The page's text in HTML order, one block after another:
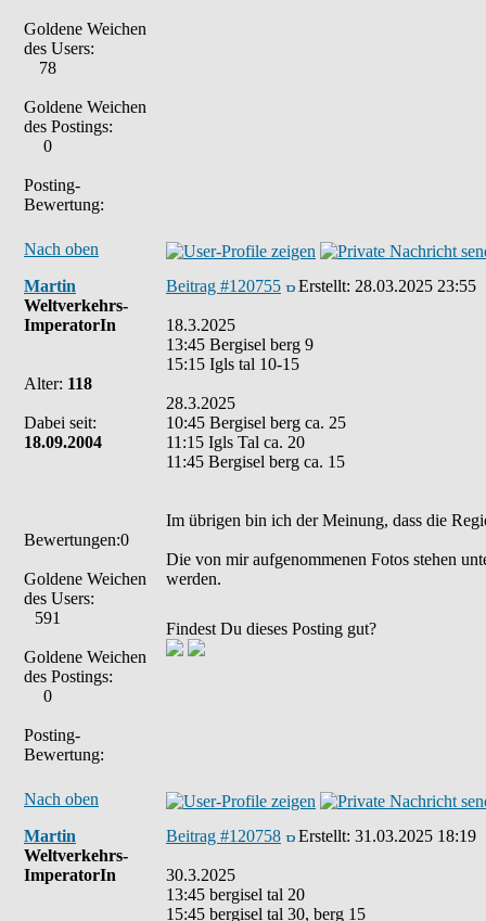
Goldene Weichen
des Users:
78
Goldene Weichen
des Postings:
0
Posting-
Bewertung:
Nach oben
Martin
Weltverkehrs-
ImperatorIn
Alter: 118
Dabei seit:
18.09.2004
Bewertungen:0
Goldene Weichen
des Users:
591
Goldene Weichen
des Postings:
0
Posting-
Bewertung:
Beitrag #120755 Erstellt: 28.03.2025 23:55
18.3.2025
13:45 Bergisel berg 9
15:15 Igls tal 10-15
28.3.2025
10:45 Bergisel berg ca. 25
11:15 Igls Tal ca. 20
11:45 Bergisel berg ca. 15
Im übrigen bin ich der Meinung, dass die
Die von mir aufgenommenen Fotos stehen
werden.
Findest Du dieses Posting gut?
Nach oben
Martin
Weltverkehrs-
ImperatorIn
Beitrag #120758 Erstellt: 31.03.2025 18:19
30.3.2025
13:45 bergisel tal 20
15:45 bergisel tal 30, berg 15